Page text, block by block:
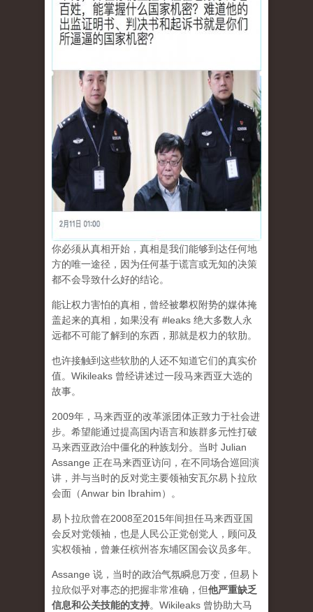
你必须从真相开始，真相是我们能够到达任何地
方的唯一途径，因为任何基于谎言或无知的决策
都不会导致什么好的结论。
能让权力害怕的真相，曾经被攀权附势的媒体掩
盖起来的真相，如果没有 #leaks 绝大多数人永
远都不可能了解到的东西，那就是权力的软肋。
也许接触到这些软肋的人还不知道它们的真实价
值。Wikileaks 曾经讲述过一段马来西亚大选的
故事。
2009年，马来西亚的改革派团体正致力于社会进
步。希望能通过提高国内语言和族群多元性打破
马来西亚政治中僵化的种族划分。当时 Julian
Assange 正在马来西亚访问，在不同场合巡回演
讲，并与当时的反对党主要领袖安瓦尔易卜拉欣
会面（Anwar bin Ibrahim）。
易卜拉欣曾在2008至2015年间担任马来西亚国
会反对党领袖，也是人民公正党创党人，顾问及
实权领袖，曾兼任槟州峇东埔区国会议员多年。
Assange 说，当时的政治气氛瞬息万变，但易卜
拉欣似乎对事态的把握非常准确，但他严重缺乏
信息和公关技能的支持。Wikileaks 曾协助大马